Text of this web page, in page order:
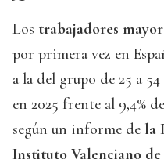
Los trabajadores
por primera vez en
a la del grupo de 25 a
en 2025 frente al 9,4%
según un informe de la
Instituto Valenciano de